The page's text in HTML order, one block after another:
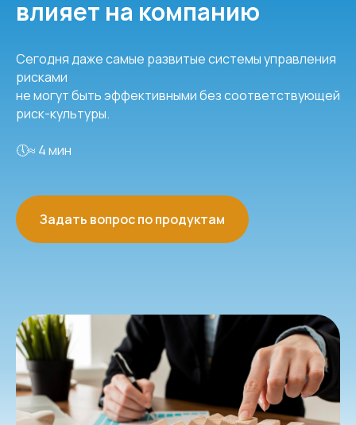
влияет на компанию
Сегодня даже самые развитые системы управления
рисками
не могут быть эффективными без соответствующей
риск-культуры.
🕔≈ 4 мин
Задать вопрос по продуктам